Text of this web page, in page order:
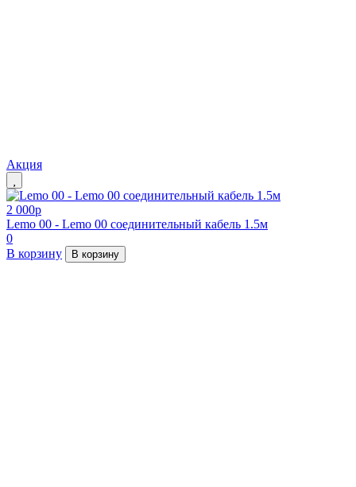
Акция
2 000p
Lemo 00 - Lemo 00 соединительный кабель 1.5м
0
В корзину
В корзину